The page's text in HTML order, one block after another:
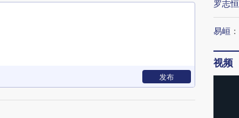
发布
罗志恒
易峘 ：
视频